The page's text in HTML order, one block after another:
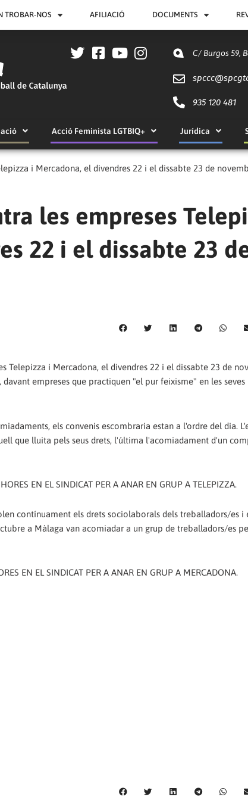
TROBAR-NOS AFILIACIÓ DOCUMENTS
C/ Burgos 59,
spccc@
935 120 481
Acció Feminista LGTBIQ+ Jurídica
i Mercadona, el divendres 22 i el dissabte 23 de
les empreses
22 i el dissabte 23
Telepizza i Mercadona, el divendres 22 i el dissabte 23 de
empreses que practiquen "el pur feixisme" en les seves
els convenis escombraria estan a l'ordre del dia.
que lluita pels seus drets, l'última l'acomiadament d'un
EN EL SINDICAT PER A ANAR EN GRUP A TELEPIZZA.
contínuament els drets sociolaborals dels treballadors/es i
a Màlaga van acomiadar a un grup de treballadors/es
EN EL SINDICAT PER A ANAR EN GRUP A MERCADONA.